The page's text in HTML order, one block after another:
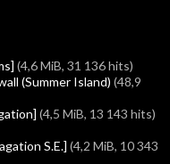
(4,6 MiB, 31 136 hits)
(Summer Island) (48,9
(4,5 MiB, 13 143 hits)
S.E.] (4,2 MiB, 10 343